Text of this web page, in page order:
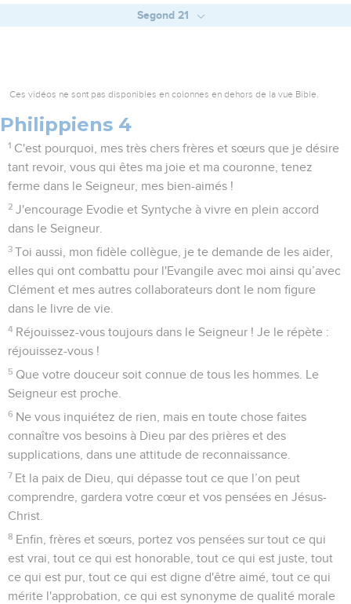
Segond 21
Ces vidéos ne sont pas disponibles en colonnes en dehors de la vue Bible.
Philippiens 4
1 C'est pourquoi, mes très chers frères et sœurs que je désire
tant revoir, vous qui êtes ma joie et ma couronne, tenez
ferme dans le Seigneur, mes bien-aimés !
2 J'encourage Evodie et Syntyche à vivre en plein accord
dans le Seigneur.
3 Toi aussi, mon fidèle collègue, je te demande de les aider,
elles qui ont combattu pour l'Evangile avec moi ainsi qu’avec
Clément et mes autres collaborateurs dont le nom figure
dans le livre de vie.
4 Réjouissez-vous toujours dans le Seigneur ! Je le répète :
réjouissez-vous !
5 Que votre douceur soit connue de tous les hommes. Le
Seigneur est proche.
6 Ne vous inquiétez de rien, mais en toute chose faites
connaître vos besoins à Dieu par des prières et des
supplications, dans une attitude de reconnaissance.
7 Et la paix de Dieu, qui dépasse tout ce que l’on peut
comprendre, gardera votre cœur et vos pensées en Jésus-
Christ.
8 Enfin, frères et sœurs, portez vos pensées sur tout ce qui
est vrai, tout ce qui est honorable, tout ce qui est juste, tout
ce qui est pur, tout ce qui est digne d'être aimé, tout ce qui
mérite l'approbation, ce qui est synonyme de qualité morale